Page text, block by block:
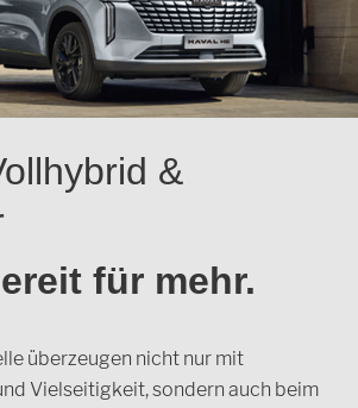
&
für mehr.
überzeugen nicht nur mit
Vielseitigkeit, sondern auch beim